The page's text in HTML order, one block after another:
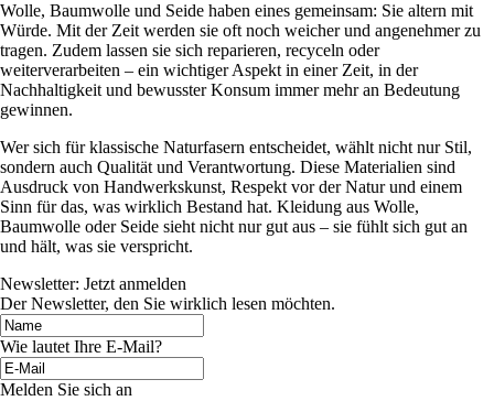
Wolle, Baumwolle und Seide haben eines gemeinsam: Sie altern mit
Würde. Mit der Zeit werden sie oft noch weicher und angenehmer zu
tragen. Zudem lassen sie sich reparieren, recyceln oder
weiterverarbeiten – ein wichtiger Aspekt in einer Zeit, in der
Nachhaltigkeit und bewusster Konsum immer mehr an Bedeutung
gewinnen.
Wer sich für klassische Naturfasern entscheidet, wählt nicht nur Stil,
sondern auch Qualität und Verantwortung. Diese Materialien sind
Ausdruck von Handwerkskunst, Respekt vor der Natur und einem
Sinn für das, was wirklich Bestand hat. Kleidung aus Wolle,
Baumwolle oder Seide sieht nicht nur gut aus – sie fühlt sich gut an
und hält, was sie verspricht.
Newsletter: Jetzt anmelden
Der Newsletter, den Sie wirklich lesen möchten.
Wie lautet Ihre E-Mail?
Melden Sie sich an